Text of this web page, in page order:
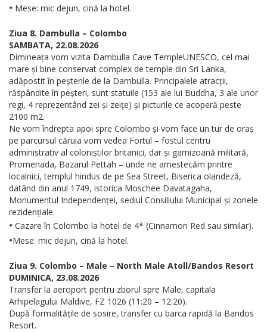
• Mese: mic dejun, cină la hotel.
Ziua 8. Dambulla – Colombo
SAMBATA, 22.08.2026
Dimineața vom vizita Dambulla Cave TempleUNESCO, cel mai
mare și bine conservat complex de temple din Sri Lanka,
adăpostit în peșterile de la Dambulla. Principalele atracții,
răspândite în peșteri, sunt statuile (153 ale lui Buddha, 3 ale unor
regi, 4 reprezentând zei și zeițe) și picturile ce acoperă peste
2100 m2.
Ne vom îndrepta apoi spre Colombo și vom face un tur de oraș
pe parcursul căruia vom vedea Fortul – fostul centru
administrativ al coloniștilor britanici, dar și garnizoană militară,
Promenada, Bazarul Pettah – unde ne amestecăm printre
localnici, templul hindus de pe Sea Street, Biserica olandeză,
datând din anul 1749, istorica Moschee Davatagaha,
Monumentul Independenței, sediul Consiliului Municipal și zonele
rezidențiale.
• Cazare în Colombo la hotel de 4* (Cinnamon Red sau similar).
•Mese: mic dejun, cină la hotel.
Ziua 9. Colombo – Male – North Male Atoll/Bandos Resort
DUMINICA, 23.08.2026
Transfer la aeroport pentru zborul spre Male, capitala
Arhipelagului Maldive, FZ 1026 (11:20 – 12:20).
După formalitățile de sosire, transfer cu barca rapidă la Bandos
Resort.